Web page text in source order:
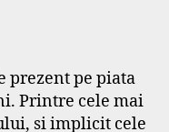
prezent pe piata
Printre cele mai
si implicit cele